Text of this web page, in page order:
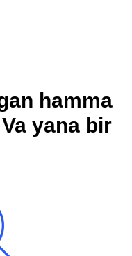
hamma
yana bir